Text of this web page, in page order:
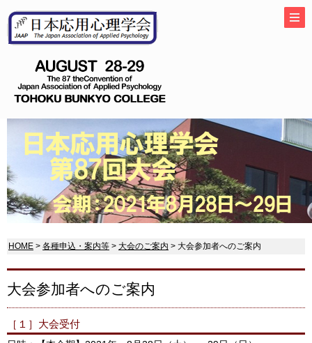
HOME > 各種申込・案内等 > 大会のご案内 > 大会参加者へのご案内
大会参加者へのご案内
［１］大会受付